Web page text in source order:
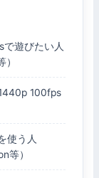
遊びたい人
100fps
使う人
等）